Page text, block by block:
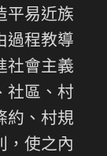
平易近族
過程教導
社會主義
社區、村
約、村規
，使之內